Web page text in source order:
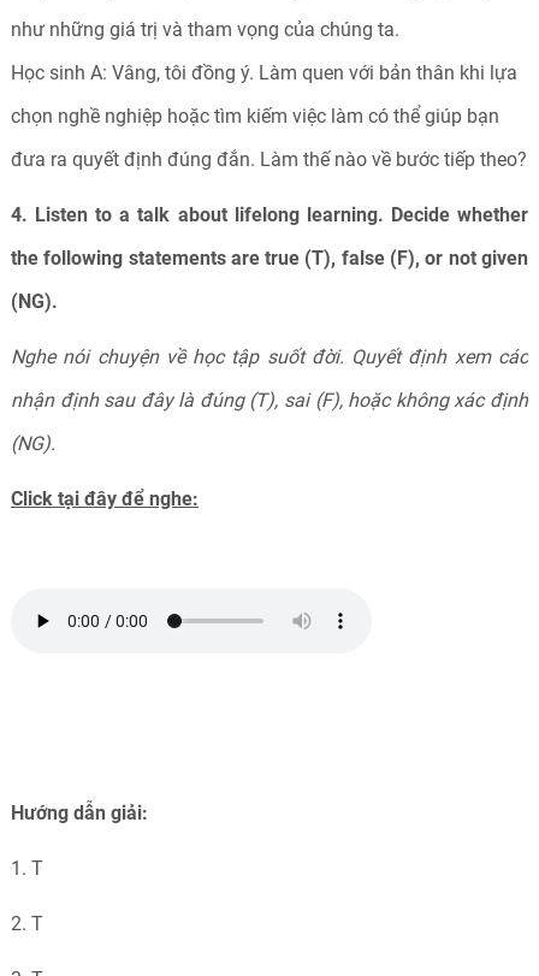
như những giá trị và tham vọng của chúng ta.
Học sinh A: Vâng, tôi đồng ý. Làm quen với bản thân khi lựa
chọn nghề nghiệp hoặc tìm kiếm việc làm có thể giúp bạn
đưa ra quyết định đúng đắn. Làm thế nào về bước tiếp theo?
4. Listen to a talk about lifelong learning. Decide whether
the following statements are true (T), false (F), or not given
(NG).
Nghe nói chuyện về học tập suốt đời. Quyết định xem các
nhận định sau đây là đúng (T), sai (F), hoặc không xác định
(NG).
Click tại đây để nghe:
Hướng dẫn giải:
1. T
2. T